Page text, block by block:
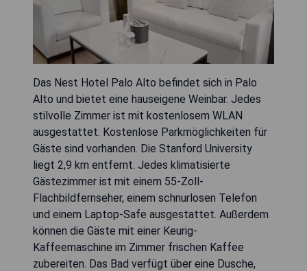
Das Nest Hotel Palo Alto befindet sich in Palo
Alto und bietet eine hauseigene Weinbar. Jedes
stilvolle Zimmer ist mit kostenlosem WLAN
ausgestattet. Kostenlose Parkmöglichkeiten für
Gäste sind vorhanden. Die Stanford University
liegt 2,9 km entfernt. Jedes klimatisierte
Gästezimmer ist mit einem 55-Zoll-
Flachbildfernseher, einem schnurlosen Telefon
und einem Laptop-Safe ausgestattet. Außerdem
können die Gäste mit einer Keurig-
Kaffeemaschine im Zimmer frischen Kaffee
zubereiten. Das Bad verfügt über eine Dusche,